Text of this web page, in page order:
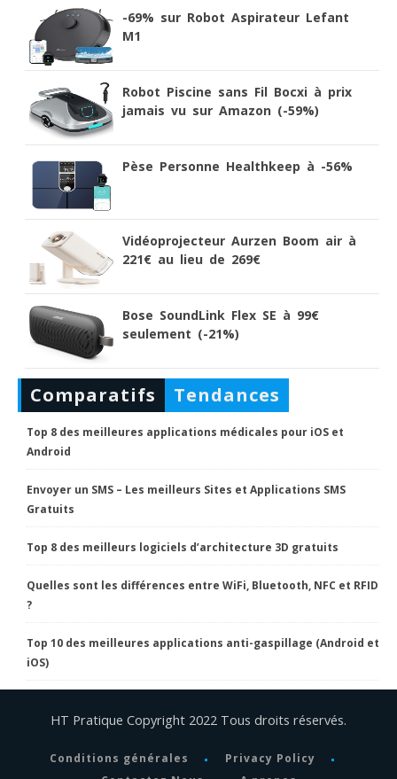
-69% sur Robot Aspirateur Lefant
M1
Robot Piscine sans Fil Bocxi à prix
jamais vu sur Amazon (-59%)
Pèse Personne Healthkeep à -56%
Vidéoprojecteur Aurzen Boom air à
221€ au lieu de 269€
Bose SoundLink Flex SE à 99€
seulement (-21%)
Comparatifs Tendances
Top 8 des meilleures applications médicales pour iOS et
Android
Envoyer un SMS – Les meilleurs Sites et Applications SMS
Gratuits
Top 8 des meilleurs logiciels d’architecture 3D gratuits
Quelles sont les différences entre WiFi, Bluetooth, NFC et RFID
?
Top 10 des meilleures applications anti-gaspillage (Android et
iOS)
HT Pratique Copyright 2022 Tous droits réservés.
Conditions générales
Privacy Policy